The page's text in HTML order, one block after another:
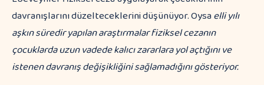
davranışlarını düzelteceklerini düşünüyor. Oysaelli yılı
aşkın süredir yapılan araştırmalar fiziksel cezanın
çocuklarda uzun vadede kalıcı zararlara yol açtığını ve
istenen davranış değişikliğini sağlamadığını gösteriyor.